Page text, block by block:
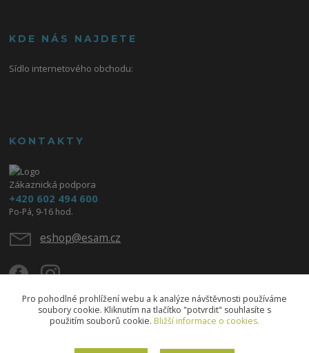
KDE NÁS NAJDETE
Sídlo internetového obchodu:
KONTAKTY
Zákaznická podpora
+420 602 494 600
Po-Pá, 9-16 hod.
eshop@esam.cz
Pro pohodlné prohlížení webu a k analýze návštěvnosti používáme
soubory cookie. Kliknutím na tlačítko "potvrdit" souhlasíte s
použitím souborů cookie. Bližší informace o cookies.